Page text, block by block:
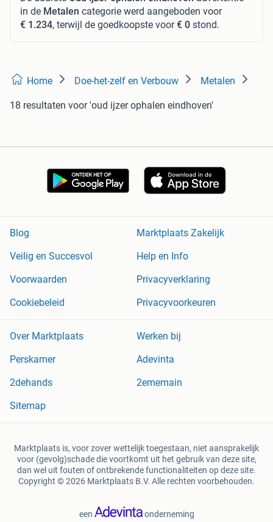
in de Metalen categorie werd aangeboden voor
€ 1.234, terwijl de goedkoopste voor€ 0 stond.
Home Doe-het-zelf en Verbouw Metalen
18 resultaten voor 'oud ijzer ophalen eindhoven'
Blog
Marktplaats Zakelijk
Veilig en Succesvol
Help en Info
Voorwaarden
Privacyverklaring
Cookiebeleid
Privacyvoorkeuren
Over Marktplaats
Werken bij
Perskamer
Adevinta
2dehands
2ememain
Sitemap
Marktplaats is, voor zover wettelijk toegestaan, niet aansprakelijk
voor (gevolg)schade die voortkomt uit het gebruik van deze site,
dan wel uit fouten of ontbrekende functionaliteiten op deze site.
Copyright © 2026 Marktplaats B.V. Alle rechten voorbehouden.
een onderneming